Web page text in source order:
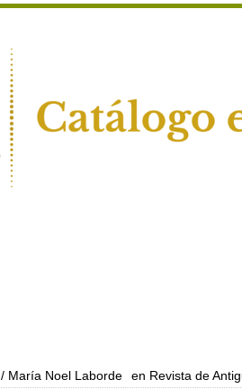
/ María Noel Laborde en Revista de